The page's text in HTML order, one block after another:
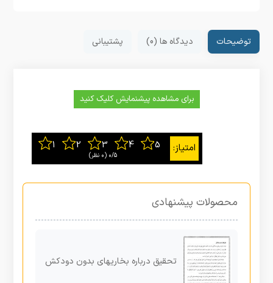
توضیحات دیدگاه ها (0) پشتیبانی
برای مشاهده پیشنمایش کلیک کنید
0/5 ‫(0 نظر)
محصولات پیشنهادی
تحقیق درباره بخاریهای بدون دودکش